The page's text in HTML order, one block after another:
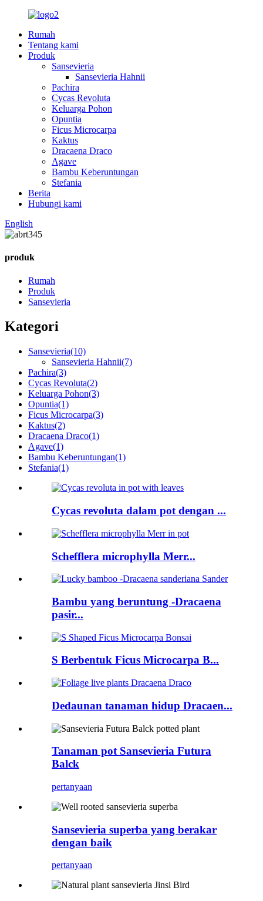
Rumah
Tentang kami
Produk
Sansevieria
Sansevieria Hahnii
Pachira
Cycas Revoluta
Keluarga Pohon
Opuntia
Ficus Microcarpa
Kaktus
Dracaena Draco
Agave
Bambu Keberuntungan
Stefania
Berita
Hubungi kami
English
produk
Rumah
Produk
Sansevieria
Kategori
Sansevieria(10)
Sansevieria Hahnii(7)
Pachira(3)
Cycas Revoluta(2)
Keluarga Pohon(3)
Opuntia(1)
Ficus Microcarpa(3)
Kaktus(2)
Dracaena Draco(1)
Agave(1)
Bambu Keberuntungan(1)
Stefania(1)
Cycas revoluta dalam pot dengan ...
Schefflera microphylla Merr...
Bambu yang beruntung -Dracaena
pasir...
S Berbentuk Ficus Microcarpa B...
Dedaunan tanaman hidup Dracaen...
Tanaman pot Sansevieria Futura
Balck
pertanyaan
Sansevieria superba yang berakar
dengan baik
pertanyaan